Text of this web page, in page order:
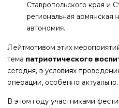
Ставропольского края и
региональная армянская
автономия.
Лейтмотивом этих
тема патриотического
сегодня, в условиях
операции, особенно актуально.
В этом году участниками